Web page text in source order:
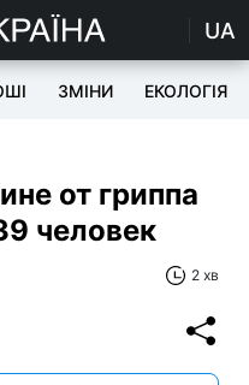
UA
ЗМІНИ ЕКОЛОГІЯ
от гриппа
человек
2 хв